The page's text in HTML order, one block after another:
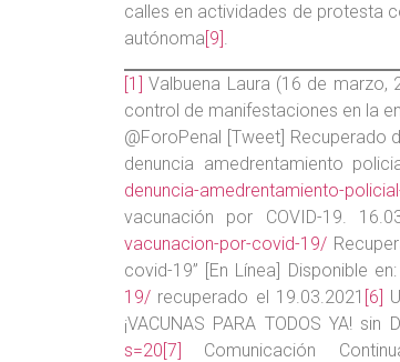
calles en actividades de protesta
autónoma [9] .
[1] Valbuena Laura (16 de
control de manifestaciones en la
@ForoPenal [Tweet] Recuperado
denuncia amedrentamiento
denuncia-amedrentamiento-
vacunación por COVID-19.
vacunacion-por-covid-19/
covid-19” [En Línea] Disponible en:
19/ recuperado el 19.03.2021 [6]
¡VACUNAS PARA TODOS YA!
s=20[7]
Comunicación